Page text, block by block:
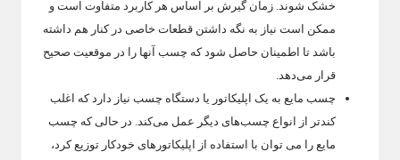
خشک شوند. زمان گیرش بر اساس هر کاربرد متفاوت است و
ممکن است نیاز به نگه داشتن قطعات خاصی در کنار هم داشته
باشد تا اطمینان حاصل شود که چسب آنها را در موقعیت صحیح
قرار می‌دهد.
چسب مایع به یک اپلیکاتور یا دستگاه چسب نیاز دارد که اغلب
کندتر از انواع چسب‌های دیگر عمل می‌کند. در حالی که چسب
مایع را می توان با استفاده از اپلیکاتورهای خودکار توزیع کرد،